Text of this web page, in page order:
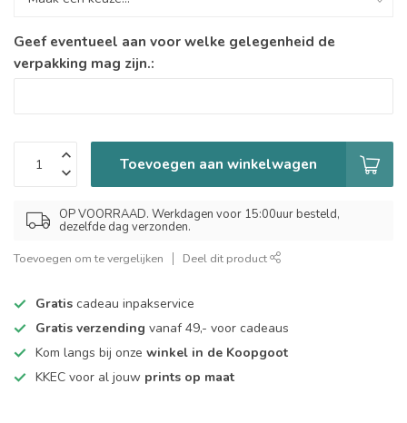
Geef eventueel aan voor welke gelegenheid de
verpakking mag zijn.:
Toevoegen aan winkelwagen
OP VOORRAAD. Werkdagen voor 15:00uur besteld,
dezelfde dag verzonden.
Toevoegen om te vergelijken Deel dit product
Gratis cadeau inpakservice
Gratis verzending vanaf 49,- voor cadeaus
Kom langs bij onze winkel in de Koopgoot
KKEC voor al jouw prints op maat